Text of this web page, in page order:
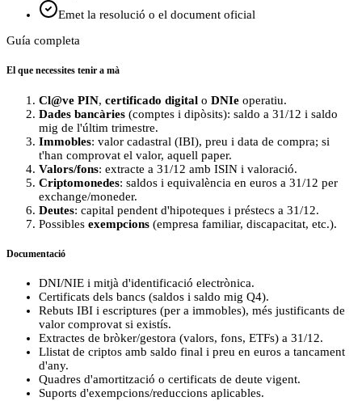
Emet la resolució o el document oficial
Guía completa
El que necessites tenir a mà
Cl@ve PIN, certificado digital o DNIe operatiu.
Dades bancàries (comptes i dipòsits): saldo a 31/12 i saldo
mig de l'últim trimestre.
Immobles: valor cadastral (IBI), preu i data de compra; si
t'han comprovat el valor, aquell paper.
Valors/fons: extracte a 31/12 amb ISIN i valoració.
Criptomonedes: saldos i equivalència en euros a 31/12 per
exchange/moneder.
Deutes: capital pendent d'hipoteques i préstecs a 31/12.
Possibles exempcions (empresa familiar, discapacitat, etc.).
Documentació
DNI/NIE i mitjà d'identificació electrònica.
Certificats dels bancs (saldos i saldo mig Q4).
Rebuts IBI i escriptures (per a immobles), més justificants de
valor comprovat si existís.
Extractes de bròker/gestora (valors, fons, ETFs) a 31/12.
Llistat de criptos amb saldo final i preu en euros a tancament
d'any.
Quadres d'amortització o certificats de deute vigent.
Suports d'exempcions/reduccions aplicables.